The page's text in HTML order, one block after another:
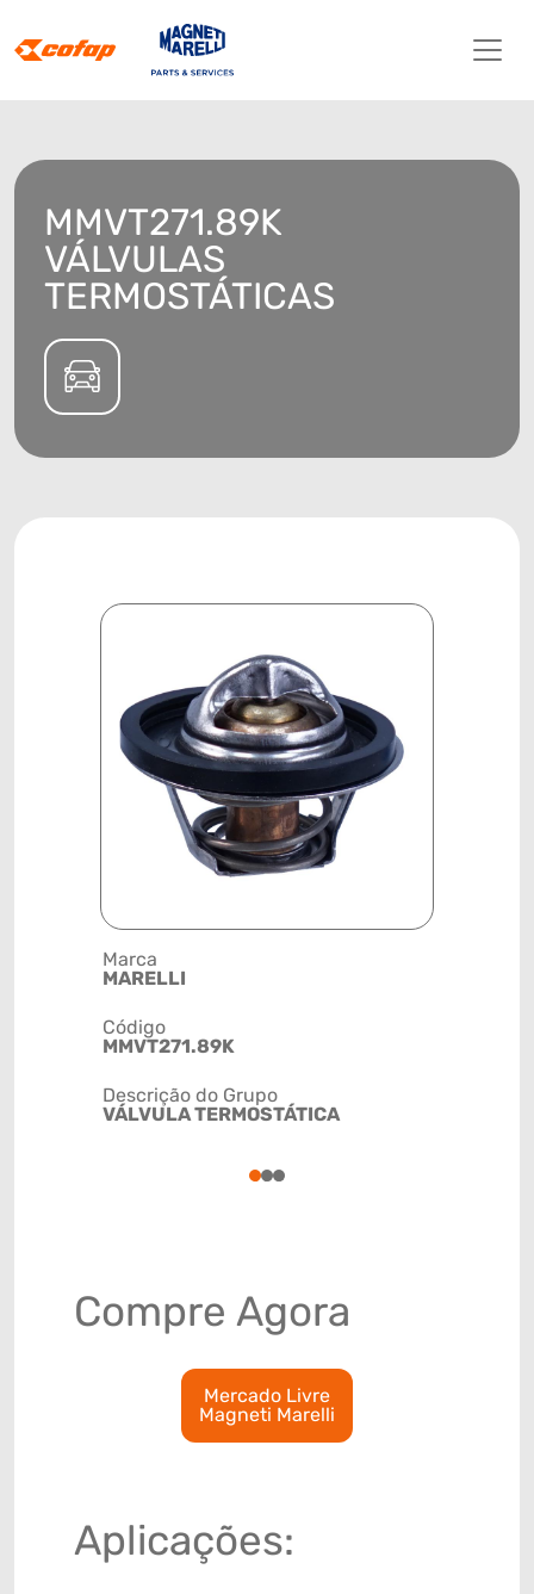
MMVT271.89K
VÁLVULAS
TERMOSTÁTICAS
Marca
MARELLI
Código
MMVT271.89K
Descrição do Grupo
VÁLVULA TERMOSTÁTICA
123
Compre Agora
Mercado Livre
Magneti Marelli
Aplicações: